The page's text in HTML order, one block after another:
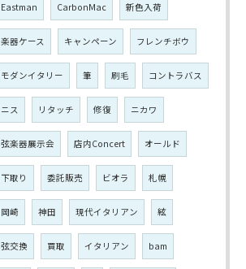
Eastman CarbonMac 新色入荷
楽器ケース キャンペーン フレンチボウ
モダンイタリー 筆 刷毛 コントラバス
ニス リタッチ 修復 ニカワ
弦楽器展示会 店内Concert オールド
下取り 委託販売 ビオラ 札幌
岡崎 神田 現代イタリアン 絃
弦交換 買取 イタリアン bam